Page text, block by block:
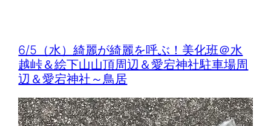
6/5（水）綺麗が綺麗を呼ぶ！美化班＠水
越峠＆絵下山山頂周辺＆愛宕神社駐車場周
辺＆愛宕神社～鳥居